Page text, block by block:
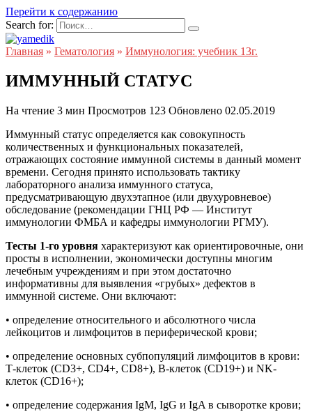
Перейти к содержанию
Search for:
Главная » Гематология » Иммунология: учебник 13г.
ИММУННЫЙ СТАТУС
На чтение 3 мин Просмотров 123 Обновлено 02.05.2019
Иммунный статус определяется как совокупность
количественных и функциональных показателей,
отражающих состояние иммунной системы в данный момент
времени. Сегодня принято использовать тактику
лабораторного анализа иммунного статуса,
предусматривающую двухэтапное (или двухуровневое)
обследование (рекомендации ГНЦ РФ — Институт
иммунологии ФМБА и кафедры иммунологии РГМУ).
Тесты 1-го уровня характеризуют как ориентировочные, они
просты в исполнении, экономически доступны многим
лечебным учреждениям и при этом достаточно
информативны для выявления «грубых» дефектов в
иммунной системе. Они включают:
• определение относительного и абсолютного числа
лейкоцитов и лимфоцитов в периферической крови;
• определение основных субпопуляций лимфоцитов в крови:
Т-клеток (CD3+, CD4+, CD8+), В-клеток (CD19+) и NK-
клеток (CD16+);
• определение содержания IgМ, IgG и IgA в сыворотке крови;